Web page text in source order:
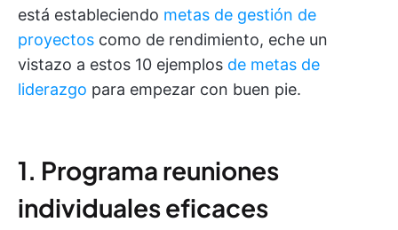
está estableciendo metas de gestión de
proyectos como de rendimiento, eche un
vistazo a estos 10 ejemplos de metas de
liderazgo para empezar con buen pie.
1. Programa reuniones
individuales eficaces